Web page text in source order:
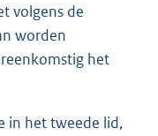
volgens de
worden
het
in het tweede lid,